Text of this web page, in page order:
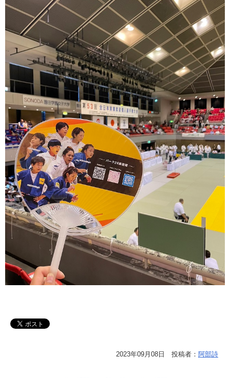
2023年09月08日 投稿者： 阿部詩